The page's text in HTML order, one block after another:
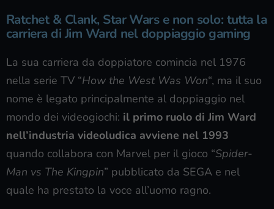
Ratchet & Clank, Star Wars e non solo: tutta la
carriera di Jim Ward nel doppiaggio gaming
La sua carriera da doppiatore comincia nel 1976
nella serie TV “How the West Was Won“, ma il suo
nome è legato principalmente al doppiaggio nel
mondo dei videogiochi: il primo ruolo di Jim Ward
nell’industria videoludica avviene nel 1993
quando collabora con Marvel per il gioco “Spider-
Man vs The Kingpin” pubblicato da SEGA e nel
quale ha prestato la voce all’uomo ragno.